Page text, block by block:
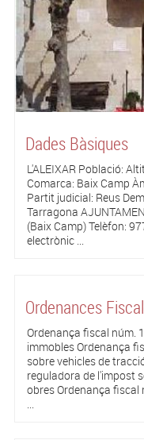
Dades Bàsiques
L'ALEIXAR Població:
Comarca: Baix Camp
Partit judicial: Reus
Tarragona
(Baix Camp) Telèfon:
electrònic ...
Ordenances
Ordenança fiscal núm.
immobles Ordenança
sobre vehicles de
reguladora de l'impost
obres Ordenança